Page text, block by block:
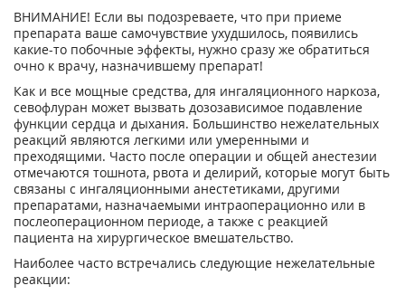
ВНИМАНИЕ! Если вы подозреваете, что при приеме
препарата ваше самочувствие ухудшилось, появились
какие-то побочные эффекты, нужно сразу же обратиться
очно к врачу, назначившему препарат!
Как и все мощные средства, для ингаляционного наркоза,
севофлуран может вызвать дозозависимое подавление
функции сердца и дыхания. Большинство нежелательных
реакций являются легкими или умеренными и
преходящими. Часто после операции и общей анестезии
отмечаются тошнота, рвота и делирий, которые могут быть
связаны с ингаляционными анестетиками, другими
препаратами, назначаемыми интраоперационно или в
послеоперационном периоде, а также с реакцией
пациента на хирургическое вмешательство.
Наиболее часто встречались следующие нежелательные
реакции: